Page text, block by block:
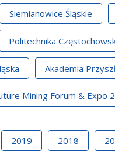
Siemianowice Śląskie
Politechnika
Akademia
Mining Forum & Expo
2019 2018